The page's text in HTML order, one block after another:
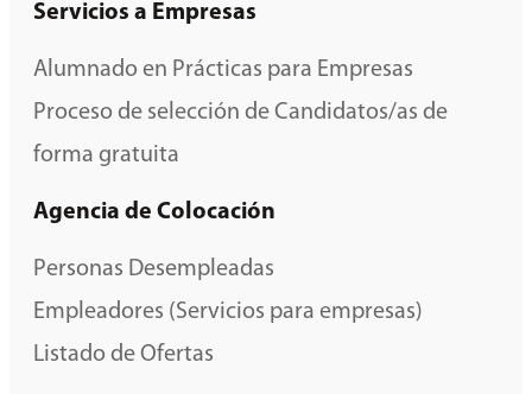
Servicios a Empresas
Alumnado en Prácticas para Empresas
Proceso de selección de Candidatos/as de
forma gratuita
Agencia de Colocación
Personas Desempleadas
Empleadores (Servicios para empresas)
Listado de Ofertas